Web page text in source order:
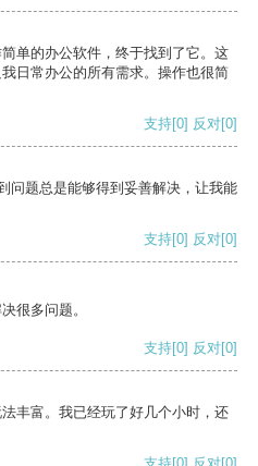
单的办公软件，终于找到了它。这
日常办公的所有需求。操作也很简
支持[0] 反对[0]
问题总是能够得到妥善解决，让我能
支持[0] 反对[0]
很多问题。
支持[0] 反对[0]
丰富。我已经玩了好几个小时，还